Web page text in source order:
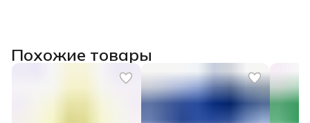
Похожие товары